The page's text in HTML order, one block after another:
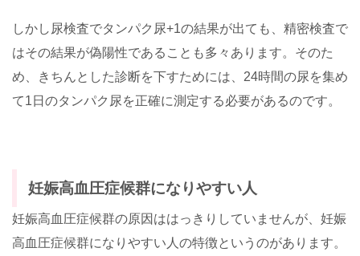
しかし尿検査でタンパク尿+1の結果が出ても、精密検査で
はその結果が偽陽性であることも多々あります。そのた
め、きちんとした診断を下すためには、24時間の尿を集め
て1日のタンパク尿を正確に測定する必要があるのです。
妊娠高血圧症候群になりやすい人
妊娠高血圧症候群の原因ははっきりしていませんが、妊娠
高血圧症候群になりやすい人の特徴というのがあります。